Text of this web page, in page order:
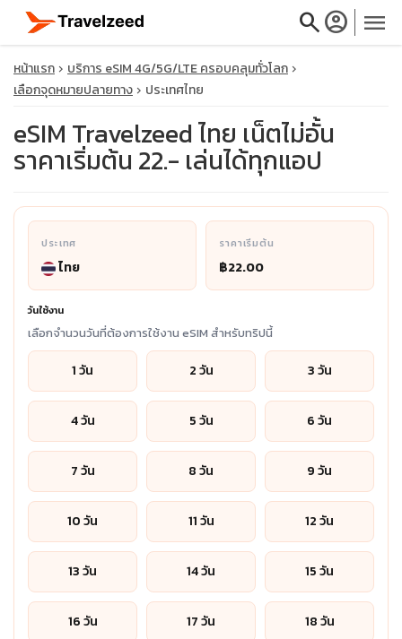
searchaccount_circle menu
travel_explore
calendar_month
หน้าแรก
บริการ eSIM 4G/5G/LTE ครอบคลุมทั่วโลก
เลือกจุดหมายปลายทาง
ประเทศไทย
eSIM Travelzeed ไทย เน็ตไม่อั้น
ราคาเริ่มต้น 22.- เล่นได้ทุกแอป
ประเทศ
ไทย
ราคาเริ่มต้น
฿22.00
วันใช้งาน
เลือกจำนวนวันที่ต้องการใช้งาน eSIM สำหรับทริปนี้
1 วัน 2 วัน 3 วัน
4 วัน 5 วัน 6 วัน
7 วัน 8 วัน 9 วัน
10 วัน 11 วัน 12 วัน
13 วัน 14 วัน 15 วัน
16 วัน 17 วัน 18 วัน